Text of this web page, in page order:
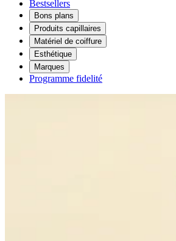
Bestsellers
Bons plans
Produits capillaires
Matériel de coiffure
Esthétique
Marques
Programme fidelité